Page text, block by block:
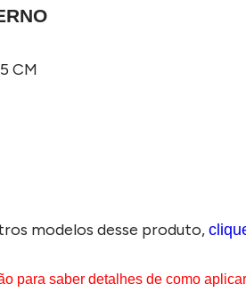
CM
modelos desse produto,
para saber detalhes de como